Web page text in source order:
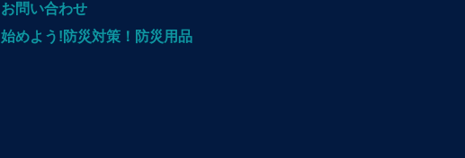
お問い合わせ
始めよう!防災対策！防災用品